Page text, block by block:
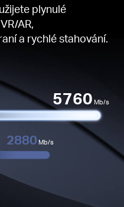
plynulé
AR,
a rychlé stahování.
5760 Mb/s
2880 Mb/s